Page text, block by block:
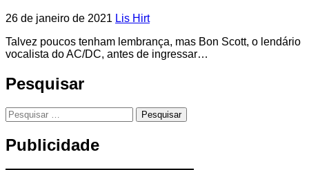
26 de janeiro de 2021 Lis Hirt
Talvez poucos tenham lembrança, mas Bon Scott, o lendário
vocalista do AC/DC, antes de ingressar…
Pesquisar
Pesquisar
por:
Publicidade